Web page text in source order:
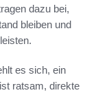
dazu bei,
bleiben und
es sich, ein
ratsam, direkte